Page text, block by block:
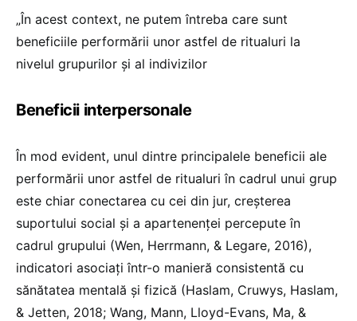
„În acest context, ne putem întreba care sunt
beneficiile performării unor astfel de ritualuri la
nivelul grupurilor și al indivizilor
Beneficii interpersonale
În mod evident, unul dintre principalele beneficii ale
performării unor astfel de ritualuri în cadrul unui grup
este chiar conectarea cu cei din jur, creșterea
suportului social și a apartenenței percepute în
cadrul grupului (Wen, Herrmann, & Legare, 2016),
indicatori asociați într-o manieră consistentă cu
sănătatea mentală și fizică (Haslam, Cruwys, Haslam,
& Jetten, 2018; Wang, Mann, Lloyd-Evans, Ma, &